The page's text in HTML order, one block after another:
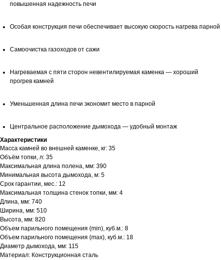
повышенная надежность печи
Особая конструкция печи обеспечивает высокую скорость нагрева парной
Самоочистка газоходов от сажи
Нагреваемая с пяти сторон невентилируемая каменка — хороший
прогрев камней
Уменьшенная длина печи экономит место в парной
Центральное расположение дымохода — удобный монтаж
Характеристики
Масса камней во внешней каменке, кг: 35
Объём топки, л: 35
Максимальная длина полена, мм: 390
Минимальная высота дымохода, м: 5
Срок гарантии, мес.: 12
Максимальная толщина стенок топки, мм: 4
Длина, мм: 740
Ширина, мм: 510
Высота, мм: 820
Объем парильного помещения (min), куб.м.: 8
Объем парильного помещения (max), куб.м.: 18
Диаметр дымохода, мм: 115
Материал: Конструкционная сталь